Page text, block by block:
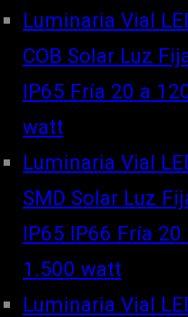
Luminaria Vial
COB Solar Luz
IP65 Fría 20 a
watt
Luminaria Vial
SMD Solar Luz
IP65 IP66 Fría 20
1.500 watt
Luminaria Vial